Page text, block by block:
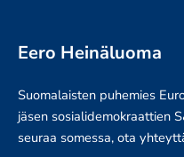
Eero Heinäluoma
Suomalaisten puhemies
jäsen sosialidemokraattien
seuraa somessa, ota